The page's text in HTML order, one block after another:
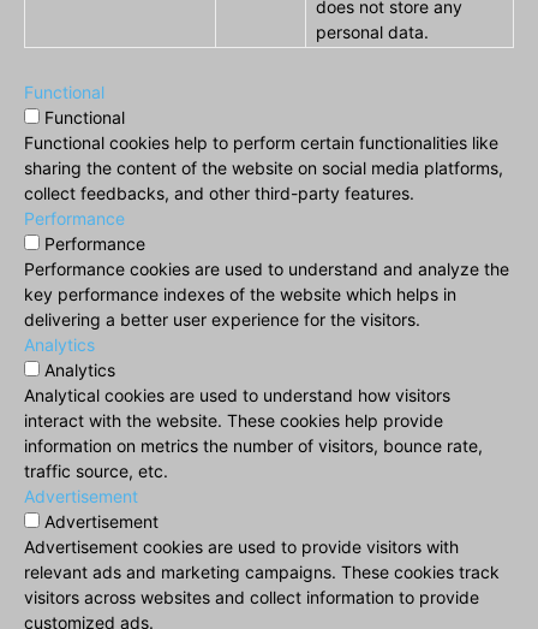
does not store any
personal data.
Functional
Functional
Functional cookies help to perform certain functionalities like
sharing the content of the website on social media platforms,
collect feedbacks, and other third-party features.
Performance
Performance
Performance cookies are used to understand and analyze the
key performance indexes of the website which helps in
delivering a better user experience for the visitors.
Analytics
Analytics
Analytical cookies are used to understand how visitors
interact with the website. These cookies help provide
information on metrics the number of visitors, bounce rate,
traffic source, etc.
Advertisement
Advertisement
Advertisement cookies are used to provide visitors with
relevant ads and marketing campaigns. These cookies track
visitors across websites and collect information to provide
customized ads.